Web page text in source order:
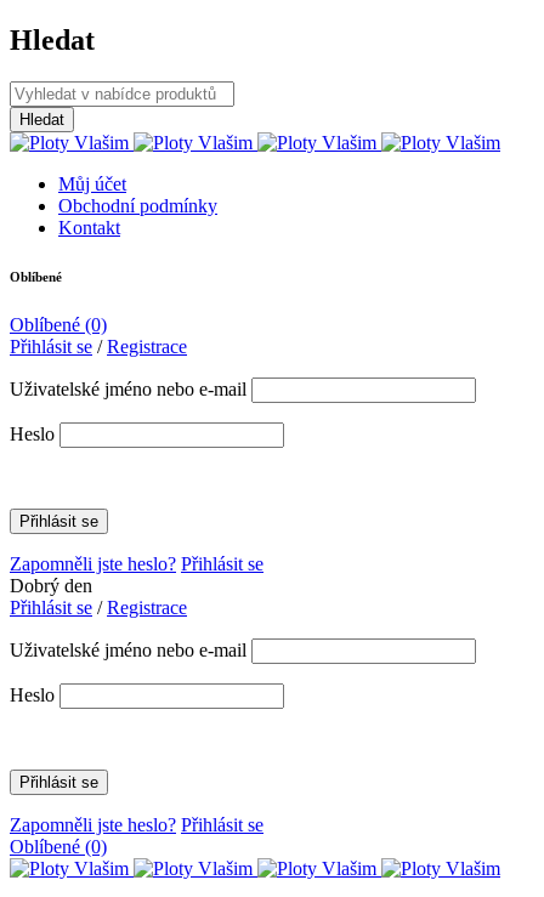
Hledat
Můj účet
Obchodní podmínky
Kontakt
Oblíbené
Oblíbené (0)
Přihlásit se /Registrace
Uživatelské jméno nebo e-mail
Heslo
Zapomněli jste heslo? Přihlásit se
Dobrý den
Přihlásit se /Registrace
Uživatelské jméno nebo e-mail
Heslo
Zapomněli jste heslo? Přihlásit se
Oblíbené (0)